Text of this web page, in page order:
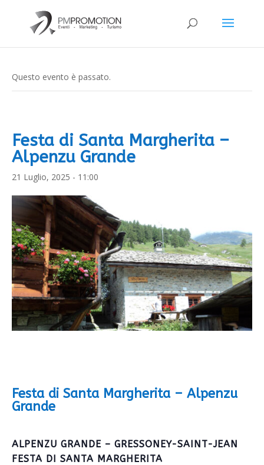
Questo evento è passato.
Festa di Santa Margherita –
Alpenzu Grande
21 Luglio, 2025 - 11:00
Festa di Santa Margherita – Alpenzu
Grande
ALPENZU GRANDE – GRESSONEY-SAINT-JEAN
FESTA DI SANTA MARGHERITA